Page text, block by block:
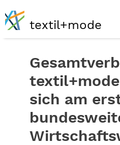
textil+mode
sich am